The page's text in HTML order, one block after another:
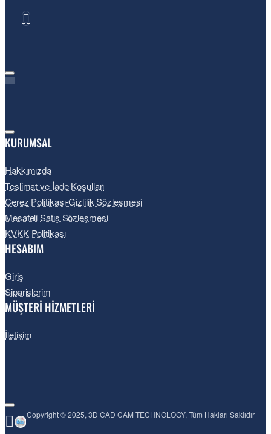
KURUMSAL
Hakkımızda
Teslimat ve İade Koşulları
Çerez Politikası-Gizlilik Sözleşmesi
Mesafeli Satış Sözleşmesi
KVKK Politikası
HESABIM
Giriş
Siparişlerim
MÜŞTERİ HİZMETLERİ
İletişim
Copyright © 2025, 3D CAD CAM TECHNOLOGY, Tüm Hakları Saklıdır